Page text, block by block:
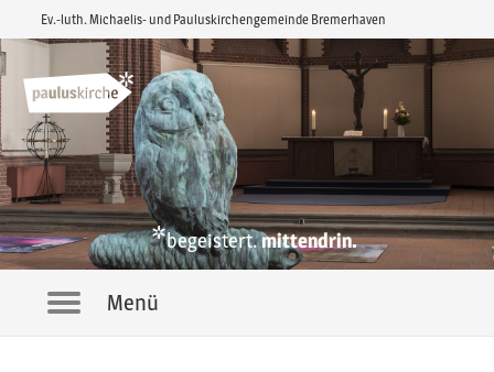
Ev.-luth. Michaelis- und Pauluskirchengemeinde Bremerhaven
*begeistert.mittendrin.
NavigationMenü